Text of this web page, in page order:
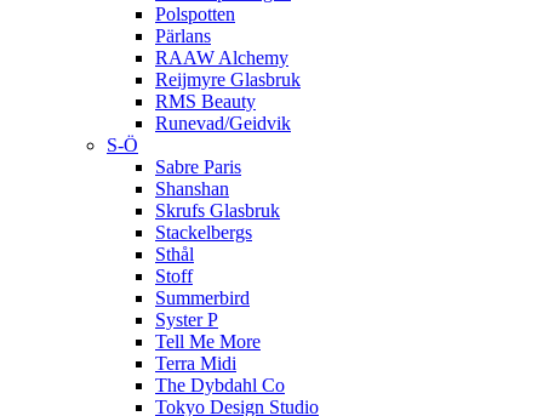
Polspotten
Pärlans
RAAW Alchemy
Reijmyre Glasbruk
RMS Beauty
Runevad/Geidvik
S-Ö
Sabre Paris
Shanshan
Skrufs Glasbruk
Stackelbergs
Sthål
Stoff
Summerbird
Syster P
Tell Me More
Terra Midi
The Dybdahl Co
Tokyo Design Studio